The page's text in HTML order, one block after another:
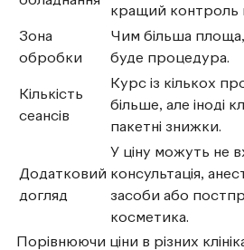
кращий контроль
Зона
обробки
Чим більша
буде процедура.
Кількість
сеансів
Курс із кількох
більше, але іноді
пакетні знижки.
Додатковий
догляд
У ціну можуть не
консультація,
засоби або
косметика.
Порівнюючи ціни в різних